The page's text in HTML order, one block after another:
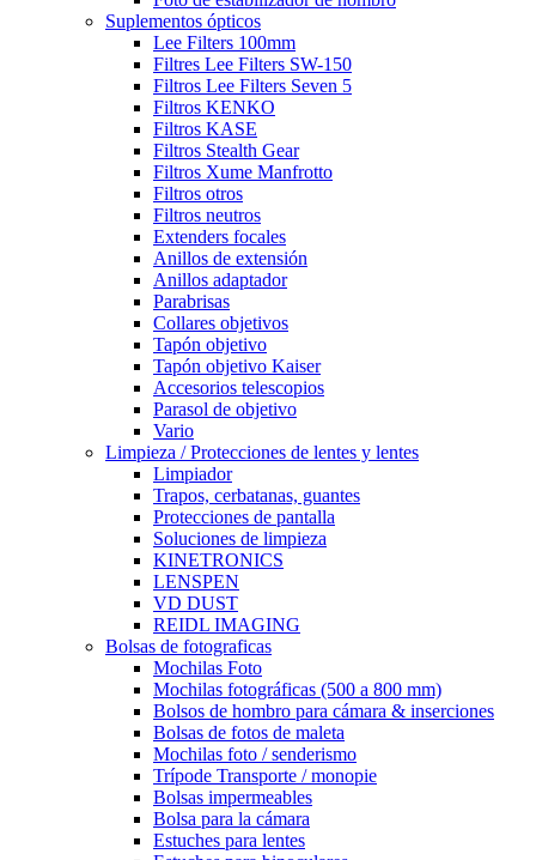
Suplementos ópticos
Lee Filters 100mm
Filtres Lee Filters SW-150
Filtros Lee Filters Seven 5
Filtros KENKO
Filtros KASE
Filtros Stealth Gear
Filtros Xume Manfrotto
Filtros otros
Filtros neutros
Extenders focales
Anillos de extensión
Anillos adaptador
Parabrisas
Collares objetivos
Tapón objetivo
Tapón objetivo Kaiser
Accesorios telescopios
Parasol de objetivo
Vario
Limpieza / Protecciones de lentes y lentes
Limpiador
Trapos, cerbatanas, guantes
Protecciones de pantalla
Soluciones de limpieza
KINETRONICS
LENSPEN
VD DUST
REIDL IMAGING
Bolsas de fotograficas
Mochilas Foto
Mochilas fotográficas (500 a 800 mm)
Bolsos de hombro para cámara & inserciones
Bolsas de fotos de maleta
Mochilas foto / senderismo
Trípode Transporte / monopie
Bolsas impermeables
Bolsa para la cámara
Estuches para lentes